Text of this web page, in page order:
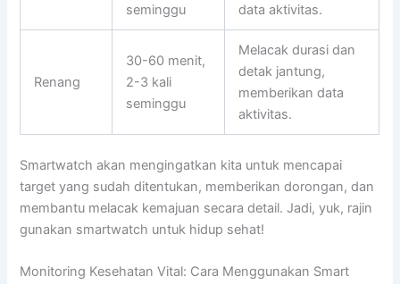
seminggu
data aktivitas.
Renang
30-60 menit,
2-3 kali
seminggu
Melacak durasi dan
detak jantung,
memberikan data
aktivitas.
Smartwatch akan mengingatkan kita untuk mencapai
target yang sudah ditentukan, memberikan dorongan, dan
membantu melacak kemajuan secara detail. Jadi, yuk, rajin
gunakan smartwatch untuk hidup sehat!
Monitoring Kesehatan Vital: Cara Menggunakan Smart